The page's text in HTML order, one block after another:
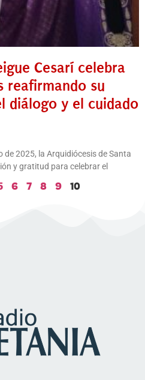
Cesarí celebra
reafirmando su
diálogo y el cuidado
de 2025, la Arquidiócesis de Santa
y gratitud para celebrar el
6 7 8 9 10